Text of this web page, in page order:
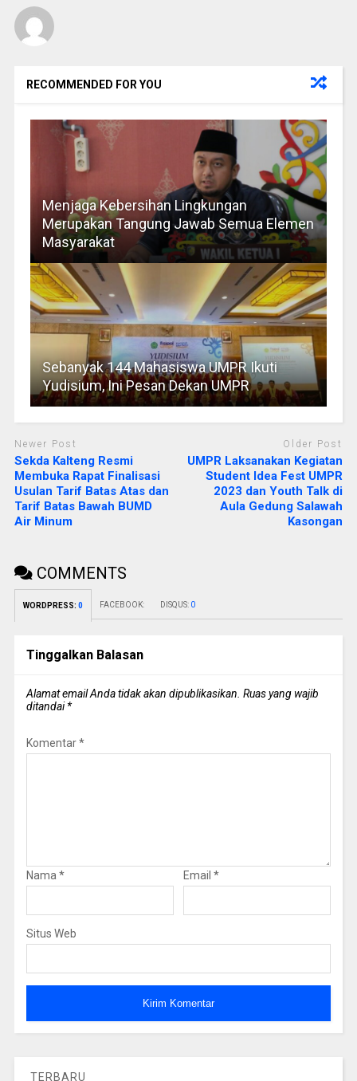
RECOMMENDED FOR YOU
Menjaga Kebersihan Lingkungan
Merupakan Tangung Jawab Semua Elemen
Masyarakat
Sebanyak 144 Mahasiswa UMPR Ikuti
Yudisium, Ini Pesan Dekan UMPR
Newer Post
Sekda Kalteng Resmi
Membuka Rapat Finalisasi
Usulan Tarif Batas Atas dan
Tarif Batas Bawah BUMD
Air Minum
Older Post
UMPR Laksanakan Kegiatan
Student Idea Fest UMPR
2023 dan Youth Talk di
Aula Gedung Salawah
Kasongan
COMMENTS
WORDPRESS: 0 FACEBOOK: DISQUS: 0
Tinggalkan Balasan
Alamat email Anda tidak akan dipublikasikan. Ruas yang wajib
ditandai*
Komentar*
Nama * Email *
Situs Web
TERBARU